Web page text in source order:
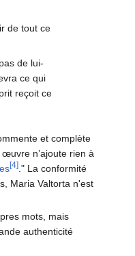
de tout ce
de lui-
ce qui
reçoit ce
et complète
n’ajoute rien à
[4]." La conformité
Maria Valtorta n'est
mots, mais
authenticité